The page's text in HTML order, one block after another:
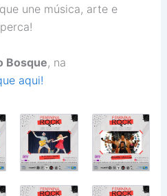
une música, arte e
Bosque, na
aqui!